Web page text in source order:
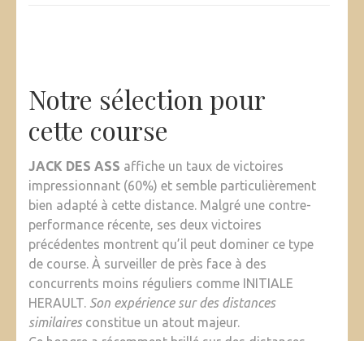
Notre sélection pour
cette course
JACK DES ASS affiche un taux de victoires
impressionnant (60%) et semble particulièrement
bien adapté à cette distance. Malgré une contre-
performance récente, ses deux victoires
précédentes montrent qu’il peut dominer ce type
de course. À surveiller de près face à des
concurrents moins réguliers comme INITIALE
HERAULT. Son expérience sur des distances
similairesconstitue un atout majeur.